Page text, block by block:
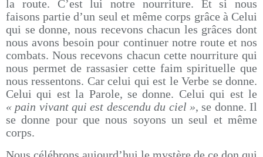
la route. C’est lui notre nourriture. Et si nous
faisons partie d’un seul et même corps grâce à Celui
qui se donne, nous recevons chacun les grâces dont
nous avons besoin pour continuer notre route et nos
combats. Nous recevons chacun cette nourriture qui
nous permet de rassasier cette faim spirituelle que
nous ressentons. Car celui qui est le Verbe se donne.
Celui qui est la Parole, se donne. Celui qui est le
« pain vivant qui est descendu du ciel », se donne. Il
se donne pour que nous soyons un seul et même
corps.